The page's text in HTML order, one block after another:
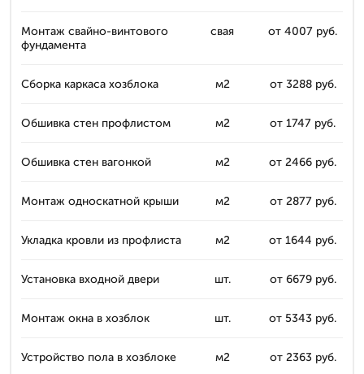
Монтаж свайно-винтового
фундамента
свая от 4007 руб.
Сборка каркаса хозблока м2 от 3288 руб.
Обшивка стен профлистом м2 от 1747 руб.
Обшивка стен вагонкой м2 от 2466 руб.
Монтаж односкатной крыши м2 от 2877 руб.
Укладка кровли из профлиста м2 от 1644 руб.
Установка входной двери шт. от 6679 руб.
Монтаж окна в хозблок шт. от 5343 руб.
Устройство пола в хозблоке м2 от 2363 руб.